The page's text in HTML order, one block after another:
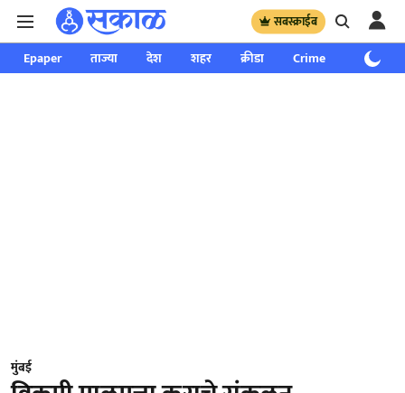
सबस्क्राईब
Epaper ताज्या देश शहर क्रीडा Crime साप्ताहिक
मुंबई